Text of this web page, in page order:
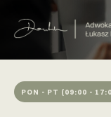
PON - PT (09:00 -